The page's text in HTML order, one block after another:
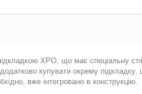
XPO, що має спеціальну
додатково купувати окрему
вже інтегровано в конструкцію.